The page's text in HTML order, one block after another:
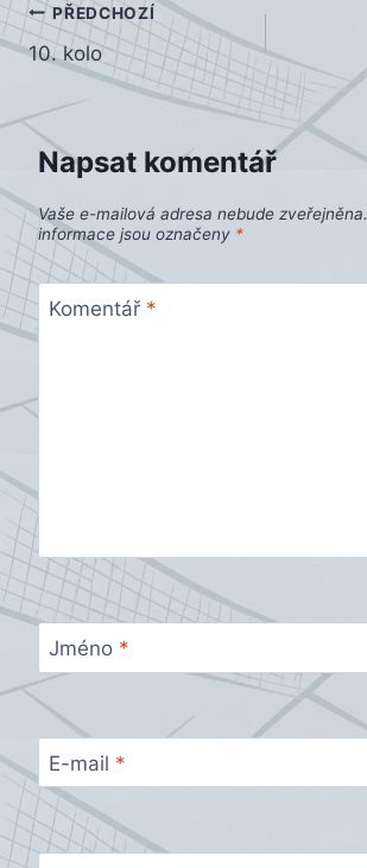
Navigace
pro
příspěvek
PŘEDCHOZÍ
10. kolo
Napsat komentář
Vaše e-mailová adresa nebude zveřejněna.
informace jsou označeny *
Komentář *
Jméno *
E-mail *